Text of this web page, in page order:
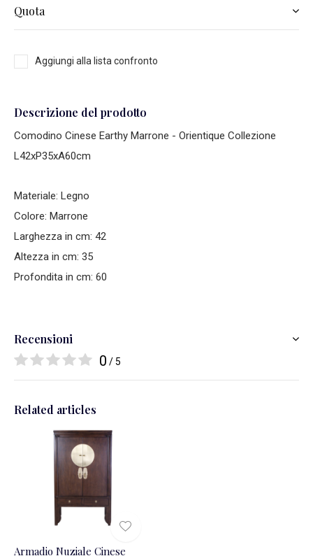
Quota
Aggiungi alla lista confronto
Descrizione del prodotto
Comodino Cinese Earthy Marrone - Orientique Collezione
L42xP35xA60cm
Materiale: Legno
Colore: Marrone
Larghezza in cm: 42
Altezza in cm: 35
Profondita in cm: 60
Recensioni
0 / 5
Related articles
Armadio Nuziale Cinese